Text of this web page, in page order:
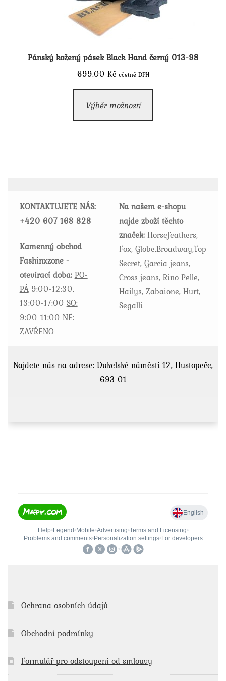
Pánský kožený pásek Black Hand černý 013-98
699.00 Kč včetně DPH
Výběr možností
má
na
stránce
produktu
KONTAKTUJETE NÁS:
+420 607 168 828
Kamenný obchod
Fashinxzone -
otevírací doba: PO-
PÁ9:00-12:30,
13:00-17:00 SO:
9:00-11:00 NE:
ZAVŘENO
Na našem e-shopu
najde zboží těchto
značek: Horsefeathers,
Fox, Globe,Broadway,Top
Secret, Garcia jeans,
Cross jeans, Rino Pelle,
Hailys, Zabaione, Hurt,
Segalli
Najdete nás na adrese: Dukelské náměstí 12, Hustopeče,
693 01
Ochrana osobních údajů
Obchodní podmínky
Formulář pro odstoupení od smlouvy